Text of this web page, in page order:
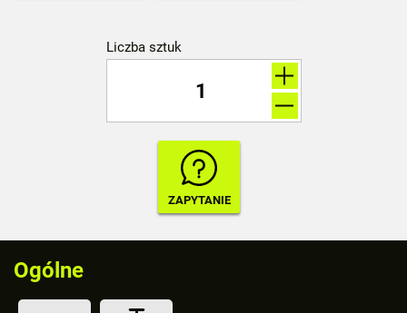
Liczba sztuk
Ogólne